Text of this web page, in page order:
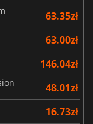
63.35zł
63.00zł
146.04zł
48.01zł
16.73zł